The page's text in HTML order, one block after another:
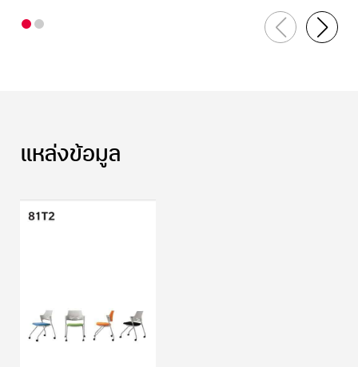
แหล่งข้อมูล